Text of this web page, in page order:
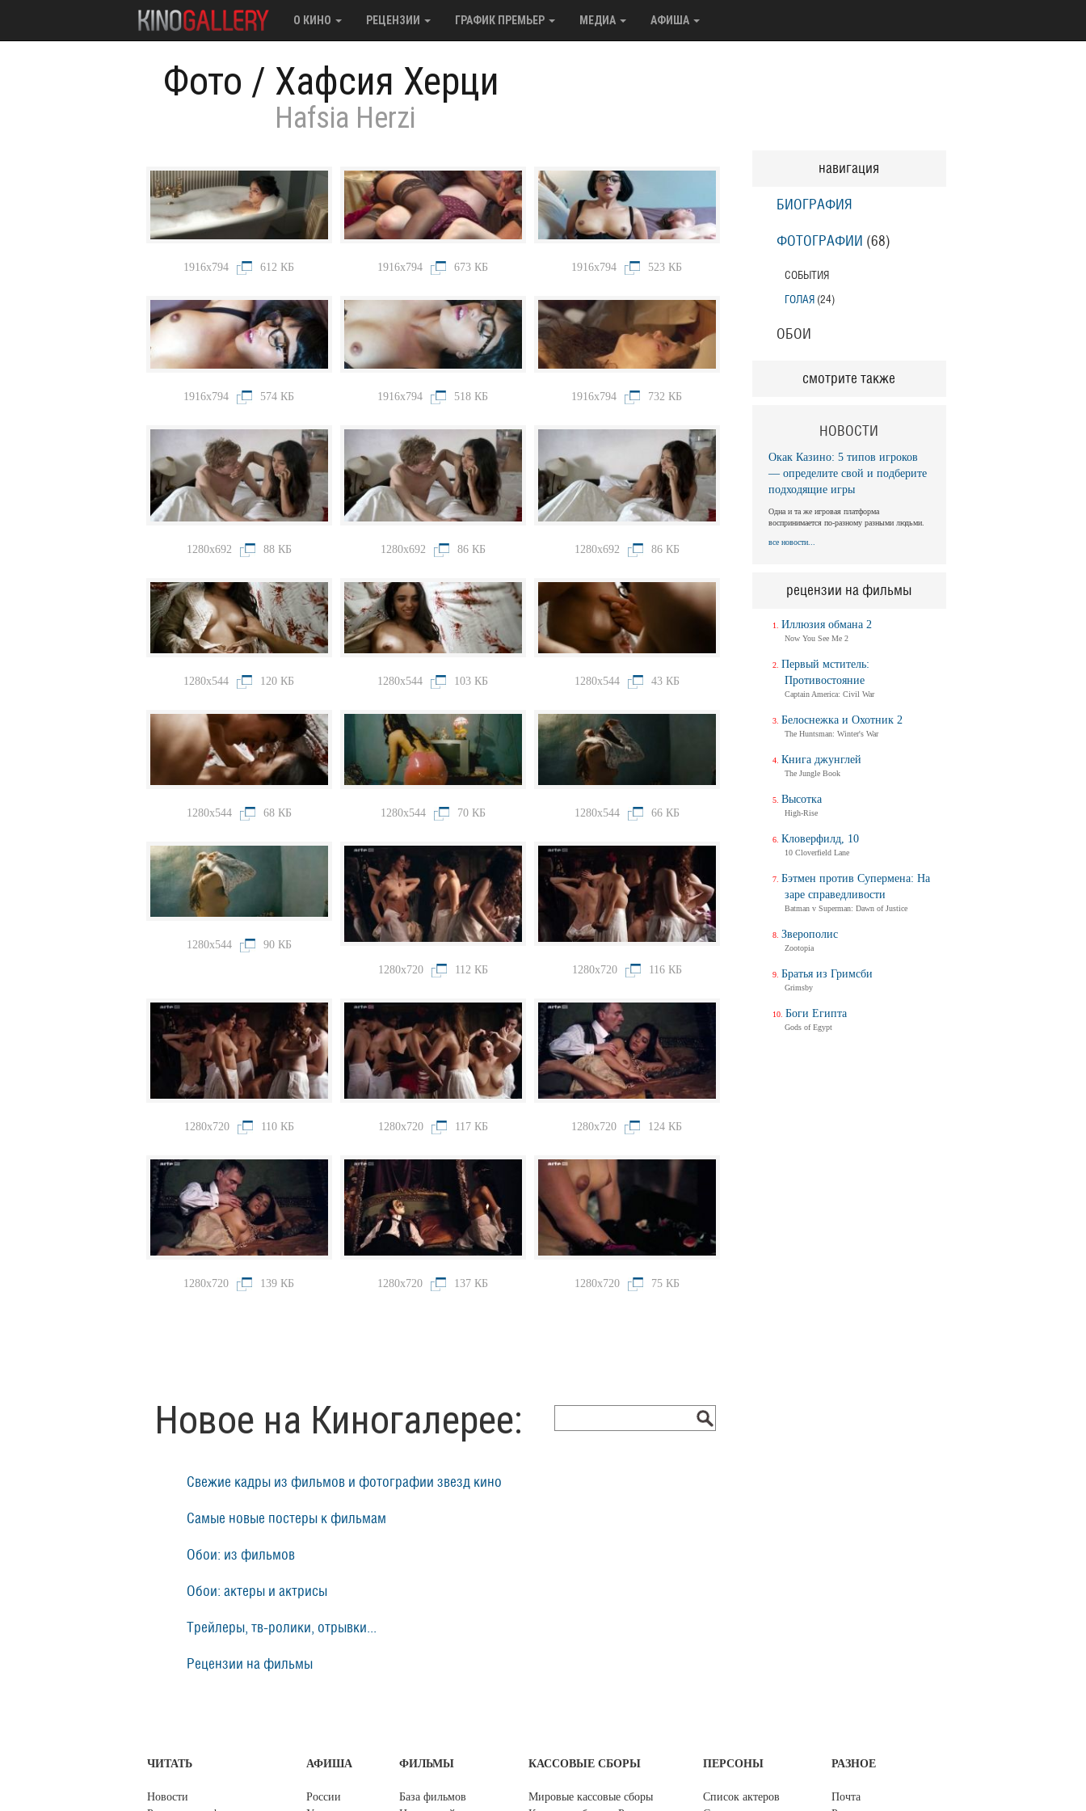
О КИНО РЕЦЕНЗИИ ГРАФИК ПРЕМЬЕР МЕДИА АФИША
Фото / Хафсия Херци
Hafsia Herzi
1916x794 612 КБ 1916x794 673 КБ 1916x794 523 КБ
1916x794 574 КБ 1916x794 518 КБ 1916x794 732 КБ
1280x692 88 КБ 1280x692 86 КБ 1280x692 86 КБ
1280x544 120 КБ 1280x544 103 КБ 1280x544 43 КБ
1280x544 68 КБ 1280x544 70 КБ 1280x544 66 КБ
1280x544 90 КБ
1280x720 112 КБ 1280x720 116 КБ
1280x720 110 КБ 1280x720 117 КБ 1280x720 124 КБ
1280x720 139 КБ 1280x720 137 КБ 1280x720 75 КБ
Новое на Киногалерее:
Свежие кадры из фильмов и фотографии звезд кино
Самые новые постеры к фильмам
Обои: из фильмов
Обои: актеры и актрисы
Трейлеры, тв-ролики, отрывки...
Рецензии на фильмы
навигация
БИОГРАФИЯ
ФОТОГРАФИИ (68)
СОБЫТИЯ
ГОЛАЯ (24)
ОБОИ
смотрите также
НОВОСТИ
Окак Казино: 5 типов игроков
— определите свой и подберите
подходящие игры
Одна и та же игровая платформа
воспринимается по-разному разными людьми.
все новости...
рецензии на фильмы
Иллюзия обмана 2
Now You See Me 2
Первый мститель:
Противостояние
Captain America: Civil War
Белоснежка и Охотник 2
The Huntsman: Winter's War
Книга джунглей
The Jungle Book
Высотка
High-Rise
Кловерфилд, 10
10 Cloverfield Lane
Бэтмен против Супермена: На
заре справедливости
Batman v Superman: Dawn of Justice
Зверополис
Zootopia
Братья из Гримсби
Grimsby
Боги Египта
Gods of Egypt
ЧИТАТЬ
Новости
АФИША
России
ФИЛЬМЫ
База фильмов
КАССОВЫЕ СБОРЫ
Мировые кассовые сборы
ПЕРСОНЫ
Список актеров
РАЗНОЕ
Почта